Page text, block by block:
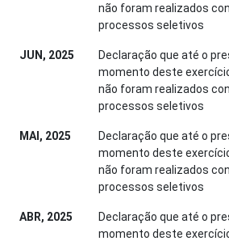
não foram realizados
processos seletivos
JUN, 2025
Declaração que até o
momento deste
não foram realizados
processos seletivos
MAI, 2025
Declaração que até o
momento deste
não foram realizados
processos seletivos
ABR, 2025
Declaração que até o
momento deste